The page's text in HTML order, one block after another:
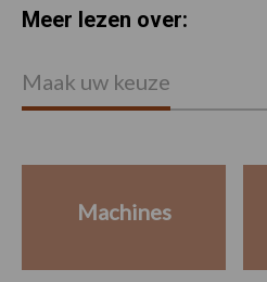
Meer lezen over:
Maak uw keuze
Machines